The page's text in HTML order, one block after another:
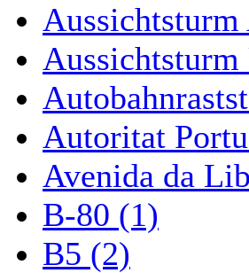
Autoritat
Avenida da
B-80 (1)
B5 (2)